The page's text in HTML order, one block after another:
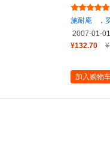
施耐庵 ，
2007-01-01
¥132.70
加入购物